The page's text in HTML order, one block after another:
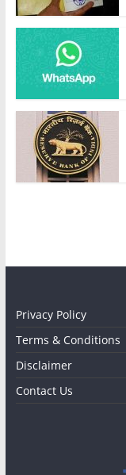
Privacy Policy
Terms & Conditions
Disclaimer
Contact Us